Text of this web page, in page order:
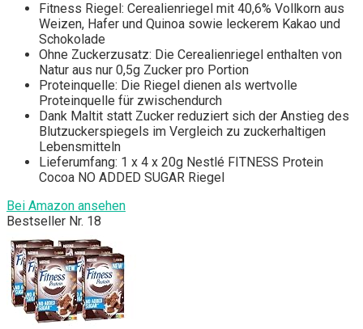
Fitness Riegel: Cerealienriegel mit 40,6% Vollkorn aus
Weizen, Hafer und Quinoa sowie leckerem Kakao und
Schokolade
Ohne Zuckerzusatz: Die Cerealienriegel enthalten von
Natur aus nur 0,5g Zucker pro Portion
Proteinquelle: Die Riegel dienen als wertvolle
Proteinquelle für zwischendurch
Dank Maltit statt Zucker reduziert sich der Anstieg des
Blutzuckerspiegels im Vergleich zu zuckerhaltigen
Lebensmitteln
Lieferumfang: 1 x 4 x 20g Nestlé FITNESS Protein
Cocoa NO ADDED SUGAR Riegel
Bei Amazon ansehen
Bestseller Nr. 18